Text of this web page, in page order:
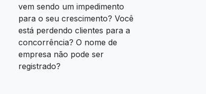
vem sendo um impedimento
para o seu crescimento? Você
está perdendo clientes para a
concorrência? O nome de
empresa não pode ser
registrado?